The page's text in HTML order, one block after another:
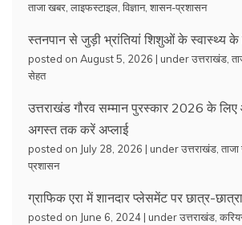
ताजा खबर, लाइफस्टाइल, विज्ञान, शासन-प्रशासन
स्तनपान से जुड़ी भ्रांतियां शिशुओं के स्वास्थ्य के
posted on August 5, 2026 | underउत्तराखंड,
सेहत
उत्तराखंड गौरव सम्मान पुरस्कार 2026 के
अगस्त तक करें अप्लाई
posted on July 28, 2026 | underउत्तराखंड,
प्रशासन
ग्राफिक एरा में शानदार प्लेसमेंट पर छात्र-
posted on June 6, 2024 | underउत्तराखंड,